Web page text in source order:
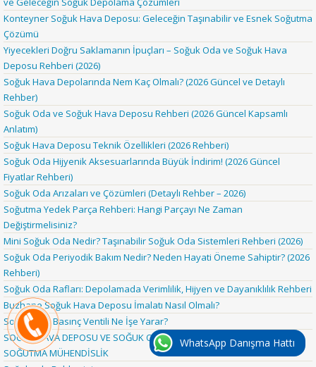
Konteyner Soğuk Hava Deposu: Geleceğin Taşınabilir ve Esnek Soğutma
Çözümü
Yiyecekleri Doğru Saklamanın İpuçları – Soğuk Oda ve Soğuk Hava
Deposu Rehberi (2026)
Soğuk Hava Depolarında Nem Kaç Olmalı? (2026 Güncel ve Detaylı
Rehber)
Soğuk Oda ve Soğuk Hava Deposu Rehberi (2026 Güncel Kapsamlı
Anlatım)
Soğuk Hava Deposu Teknik Özellikleri (2026 Rehberi)
Soğuk Oda Hijyenik Aksesuarlarında Büyük İndirim! (2026 Güncel
Fiyatlar Rehberi)
Soğuk Oda Arızaları ve Çözümleri (Detaylı Rehber – 2026)
Soğutma Yedek Parça Rehberi: Hangi Parçayı Ne Zaman
Değiştirmelisiniz?
Mini Soğuk Oda Nedir? Taşınabilir Soğuk Oda Sistemleri Rehberi (2026)
Soğuk Oda Periyodik Bakım Nedir? Neden Hayati Öneme Sahiptir? (2026
Rehberi)
Soğuk Oda Rafları: Depolamada Verimlilik, Hijyen ve Dayanıklılık Rehberi
Buzhane Soğuk Hava Deposu İmalatı Nasıl Olmalı?
Soğuk Oda Basınç Ventili Ne İşe Yarar?
SOĞUK HAVA DEPOSU VE SOĞUK ODA SİSTEMLERİ | KESKİNSO
SOĞUTMA MÜHENDİSLİK
WhatsApp Danışma Hattı